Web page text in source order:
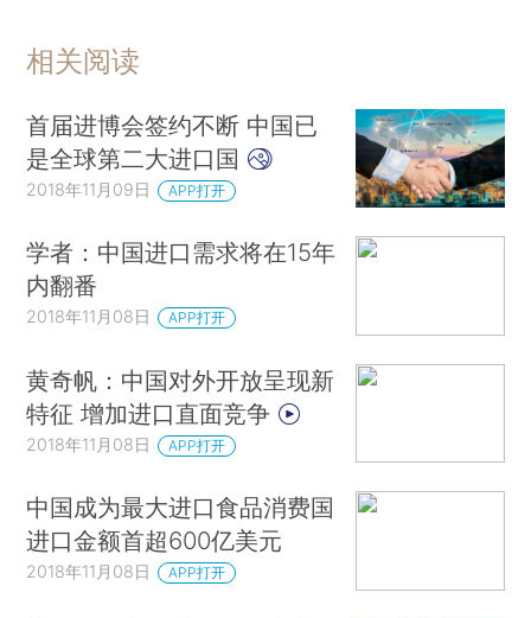
相关阅读
首届进博会签约不断 中国已
是全球第二大进口国
2018年11月09日 APP打开
学者：中国进口需求将在15年
内翻番
2018年11月08日 APP打开
黄奇帆：中国对外开放呈现新
特征 增加进口直面竞争
2018年11月08日 APP打开
中国成为最大进口食品消费国
进口金额首超600亿美元
2018年11月08日 APP打开